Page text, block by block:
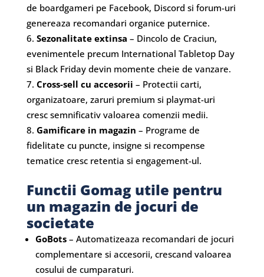
de boardgameri pe Facebook, Discord si forum-uri
genereaza recomandari organice puternice.
Sezonalitate extinsa – Dincolo de Craciun,
evenimentele precum International Tabletop Day
si Black Friday devin momente cheie de vanzare.
Cross-sell cu accesorii – Protectii carti,
organizatoare, zaruri premium si playmat-uri
cresc semnificativ valoarea comenzii medii.
Gamificare in magazin – Programe de
fidelitate cu puncte, insigne si recompense
tematice cresc retentia si engagement-ul.
Functii Gomag utile pentru
un magazin de jocuri de
societate
GoBots– Automatizeaza recomandari de jocuri
complementare si accesorii, crescand valoarea
cosului de cumparaturi.